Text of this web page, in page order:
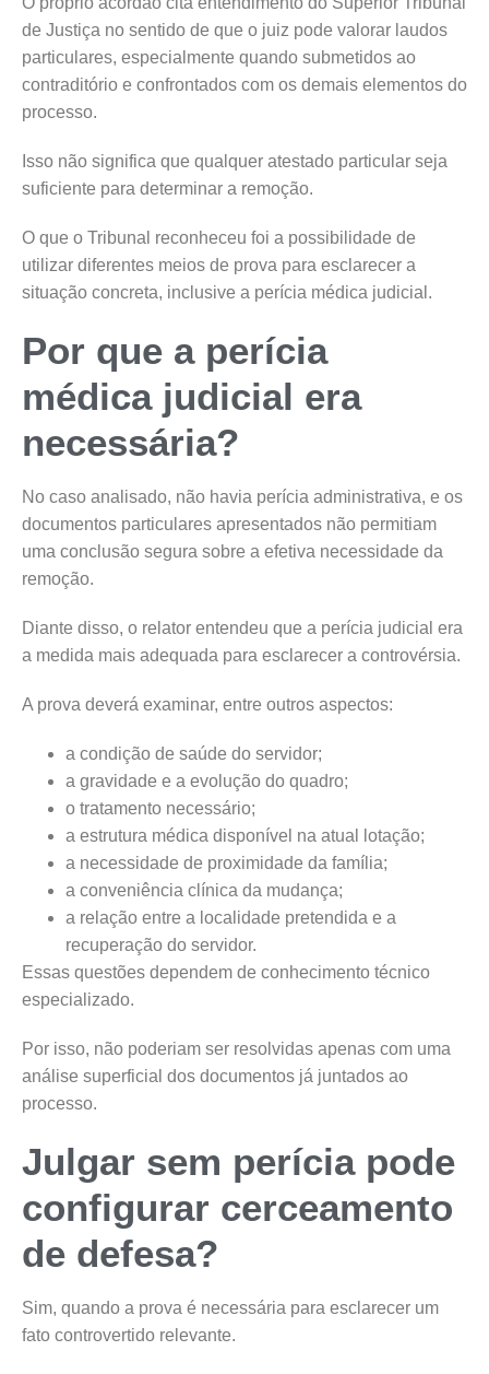
de Justiça no sentido de que o juiz pode valorar laudos
particulares, especialmente quando submetidos ao
contraditório e confrontados com os demais elementos do
processo.
Isso não significa que qualquer atestado particular seja
suficiente para determinar a remoção.
O que o Tribunal reconheceu foi a possibilidade de
utilizar diferentes meios de prova para esclarecer a
situação concreta, inclusive a perícia médica judicial.
Por que a perícia
médica judicial era
necessária?
No caso analisado, não havia perícia administrativa, e os
documentos particulares apresentados não permitiam
uma conclusão segura sobre a efetiva necessidade da
remoção.
Diante disso, o relator entendeu que a perícia judicial era
a medida mais adequada para esclarecer a controvérsia.
A prova deverá examinar, entre outros aspectos:
a condição de saúde do servidor;
a gravidade e a evolução do quadro;
o tratamento necessário;
a estrutura médica disponível na atual lotação;
a necessidade de proximidade da família;
a conveniência clínica da mudança;
a relação entre a localidade pretendida e a
recuperação do servidor.
Essas questões dependem de conhecimento técnico
especializado.
Por isso, não poderiam ser resolvidas apenas com uma
análise superficial dos documentos já juntados ao
processo.
Julgar sem perícia pode
configurar cerceamento
de defesa?
Sim, quando a prova é necessária para esclarecer um
fato controvertido relevante.